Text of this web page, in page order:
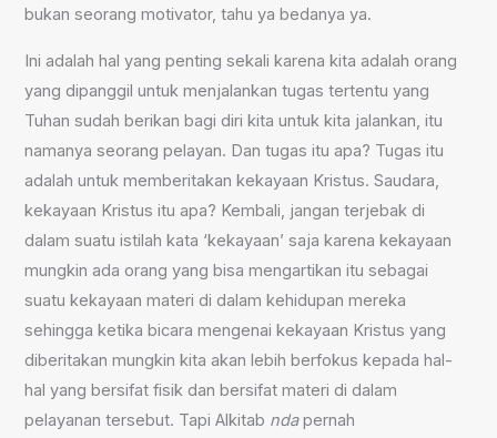
bukan seorang motivator, tahu ya bedanya ya.
Ini adalah hal yang penting sekali karena kita adalah orang
yang dipanggil untuk menjalankan tugas tertentu yang
Tuhan sudah berikan bagi diri kita untuk kita jalankan, itu
namanya seorang pelayan. Dan tugas itu apa? Tugas itu
adalah untuk memberitakan kekayaan Kristus. Saudara,
kekayaan Kristus itu apa? Kembali, jangan terjebak di
dalam suatu istilah kata ‘kekayaan’ saja karena kekayaan
mungkin ada orang yang bisa mengartikan itu sebagai
suatu kekayaan materi di dalam kehidupan mereka
sehingga ketika bicara mengenai kekayaan Kristus yang
diberitakan mungkin kita akan lebih berfokus kepada hal-
hal yang bersifat fisik dan bersifat materi di dalam
pelayanan tersebut. Tapi Alkitab ndapernah